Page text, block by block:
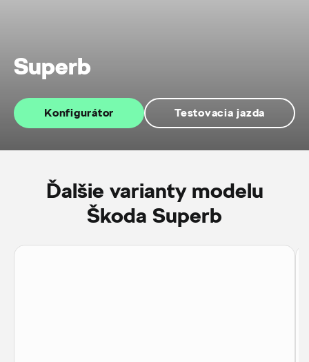
Superb
Konfigurátor Testovacia jazda
Ďalšie varianty modelu
Škoda Superb